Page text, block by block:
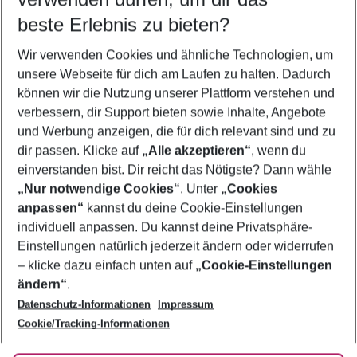
5-8 Nächte
2 Erwachsene Keine Kinder
Mehr Filter anzeigen
Footer
Footer navigation
Über uns
AGB
Bestpreisgarantie
Cookie-Einstellungen ändern
Cookie-Richtlinie
Agenturbetreuung
Barrierefreies Reisen
Folge uns
beste Erlebnis zu bieten?
Wir verwenden Cookies und ähnliche Technologien, um
unsere Webseite für dich am Laufen zu halten. Dadurch
können wir die Nutzung unserer Plattform verstehen und
verbessern, dir Support bieten sowie Inhalte, Angebote
und Werbung anzeigen, die für dich relevant sind und zu
dir passen. Klicke auf „Alle akzeptieren“, wenn du
einverstanden bist. Dir reicht das Nötigste? Dann wähle
„Nur notwendige Cookies“. Unter „Cookies
anpassen“ kannst du deine Cookie-Einstellungen
individuell anpassen. Du kannst deine Privatsphäre-
Einstellungen natürlich jederzeit ändern oder widerrufen
– klicke dazu einfach unten auf „Cookie-Einstellungen
ändern“.
Datenschutz-Informationen
Impressum
Cookie/Tracking-Informationen